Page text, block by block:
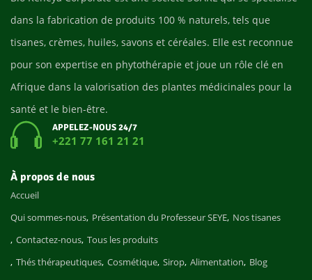
dans la fabrication de produits 100 % naturels, tels que
tisanes, crèmes, huiles, savons et céréales. Elle est reconnue
pour son expertise en phytothérapie et joue un rôle clé en
Afrique dans la valorisation des plantes médicinales pour la
santé et le bien-être.
APPELEZ-NOUS 24/7
+221 77 161 21 21
À propos de nous
Accueil
Qui sommes-nous Présentation du Professeur SEYE Nos tisanes
Contactez-nous Tous les produits
Thés thérapeutiques Cosmétique Sirop Alimentation Blog